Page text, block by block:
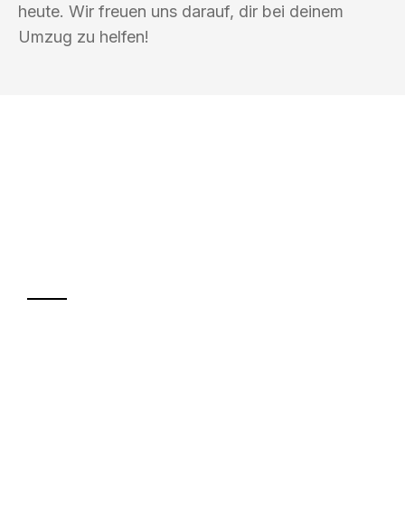
heute. Wir freuen uns darauf, dir bei deinem
Umzug zu helfen!